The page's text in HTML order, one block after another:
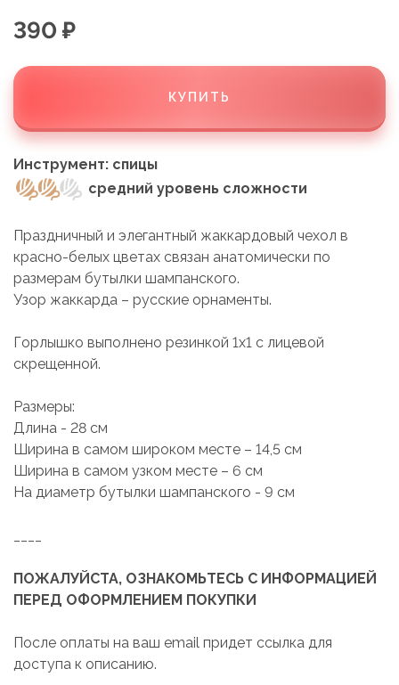
390 ₽
КУПИТЬ
Инструмент: спицы
средний уровень сложности
Праздничный и элегантный жаккардовый чехол в
красно-белых цветах связан анатомически по
размерам бутылки шампанского.
Узор жаккарда – русские орнаменты.
Горлышко выполнено резинкой 1х1 с лицевой
скрещенной.
Размеры:
Длина - 28 см
Ширина в самом широком месте – 14,5 см
Ширина в самом узком месте – 6 см
На диаметр бутылки шампанского - 9 см
ПОЖАЛУЙСТА, ОЗНАКОМЬТЕСЬ С ИНФОРМАЦИЕЙ
ПЕРЕД ОФОРМЛЕНИЕМ ПОКУПКИ
После оплаты на ваш email придет ссылка для
доступа к описанию.